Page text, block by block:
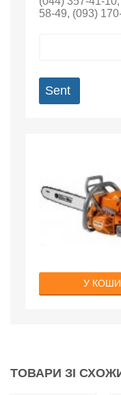
58-49, (093)
Sent
У
ТОВАРИ ЗІ